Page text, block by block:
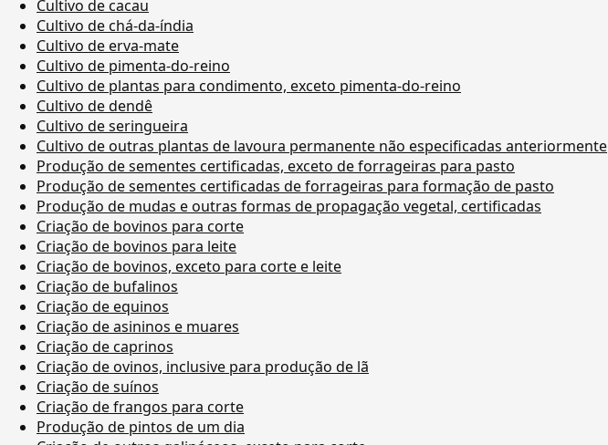
Cultivo de cacau
Cultivo de chá-da-índia
Cultivo de erva-mate
Cultivo de pimenta-do-reino
Cultivo de plantas para condimento, exceto pimenta-do-reino
Cultivo de dendê
Cultivo de seringueira
Cultivo de outras plantas de lavoura permanente não especificadas anteriormente
Produção de sementes certificadas, exceto de forrageiras para pasto
Produção de sementes certificadas de forrageiras para formação de pasto
Produção de mudas e outras formas de propagação vegetal, certificadas
Criação de bovinos para corte
Criação de bovinos para leite
Criação de bovinos, exceto para corte e leite
Criação de bufalinos
Criação de equinos
Criação de asininos e muares
Criação de caprinos
Criação de ovinos, inclusive para produção de lã
Criação de suínos
Criação de frangos para corte
Produção de pintos de um dia